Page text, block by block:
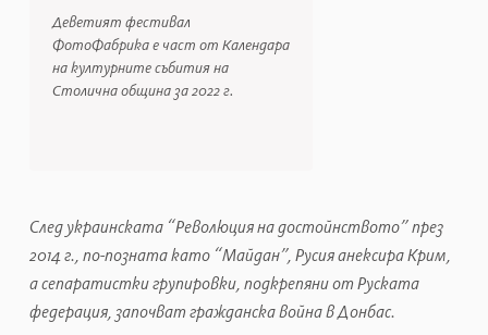
След украинската “Революция на достойнството” през
2014 г., по-позната като “Майдан”, Русия анексира Крим,
а сепаратистки групировки, подкрепяни от Руската
федерация, започват гражданска война в Донбас.
Деветият фестивал
ФотоФабрика е част от Календара
на културните събития на
Столична община за 2022 г.